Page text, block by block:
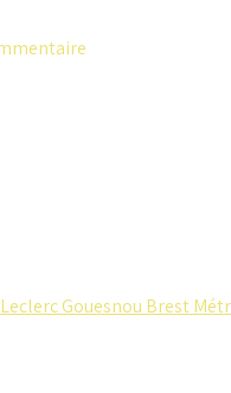
Gouesnou Brest